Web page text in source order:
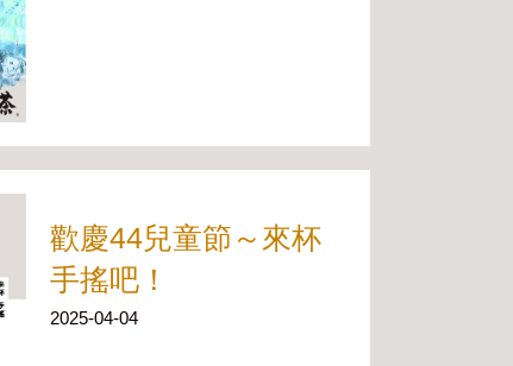
歡慶44兒童節～來杯
手搖吧！
2025-04-04